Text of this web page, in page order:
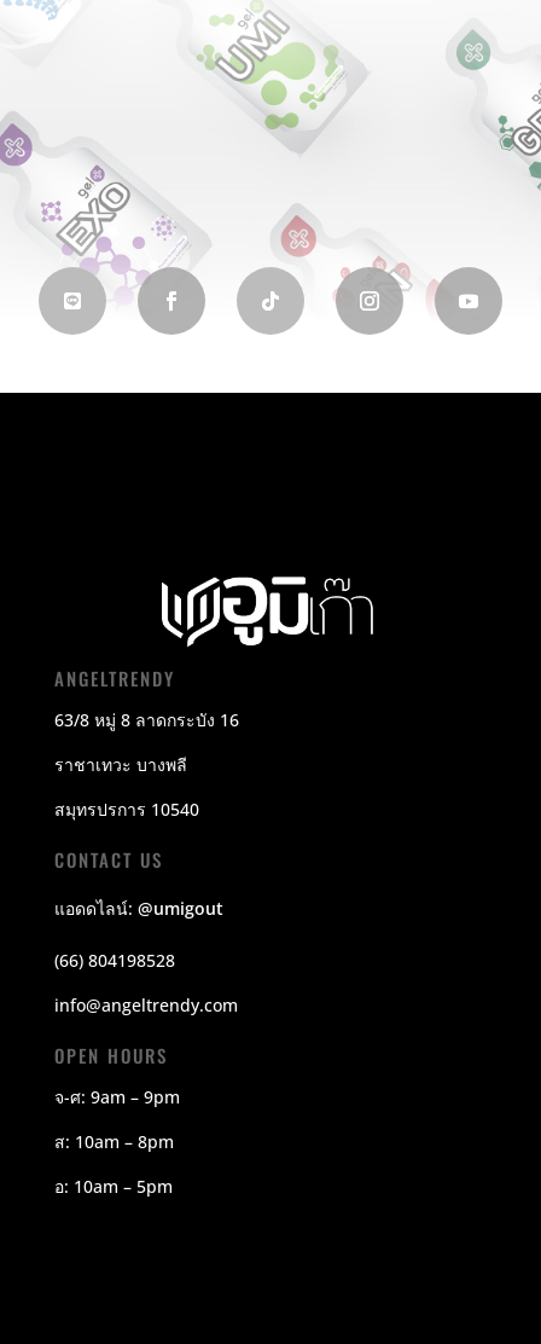
ANGELTRENDY
63/8 หมู่ 8 ลาดกระบัง 16
ราชาเทวะ บางพลี
สมุทรปรการ 10540
CONTACT US
แอดดไลน์: @umigout
(66) 804198528
info@angeltrendy.com
OPEN HOURS
จ-ศ: 9am – 9pm
ส: 10am – 8pm
อ: 10am – 5pm